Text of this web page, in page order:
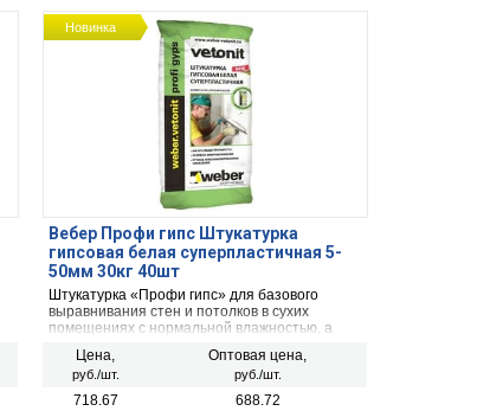
Новинка
Вебер Профи гипс Штукатурка
гипсовая белая суперпластичная 5-
50мм 30кг 40шт
Штукатурка «Профи гипс» для базового
выравнивания стен и потолков в сухих
помещениях с нормальной влажностью, а
гипс, заполнитель: перлит, расход смеси: 9-10
кг/м2/10 мм, расход воды: 0.45-0.55 л/кг, время
нанесения раствора 40 минут, время
Цена,
руб./шт.
Оптовая цена,
руб./шт.
718.67 688.72